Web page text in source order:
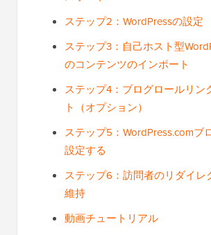
ステップ2：WordPressの設定
ステップ3：自己ホスト型
のコンテンツのインポート
ステップ4：ブログロールリン
ト（オプション）
ステップ5：WordPress.comブ
設定する
ステップ6：訪問者のリダイレ
維持
動画チュートリアル